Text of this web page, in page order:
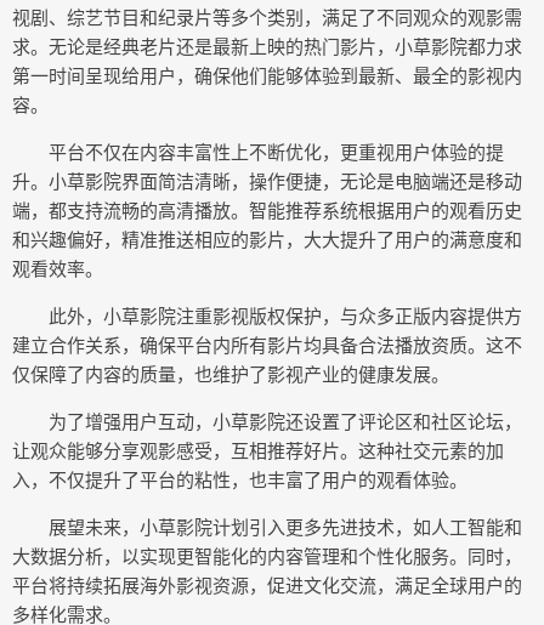
视剧、综艺节目和纪录片等多个类别，满足了不同观众的观影需
求。无论是经典老片还是最新上映的热门影片，小草影院都力求
第一时间呈现给用户，确保他们能够体验到最新、最全的影视内
容。
平台不仅在内容丰富性上不断优化，更重视用户体验的提
升。小草影院界面简洁清晰，操作便捷，无论是电脑端还是移动
端，都支持流畅的高清播放。智能推荐系统根据用户的观看历史
和兴趣偏好，精准推送相应的影片，大大提升了用户的满意度和
观看效率。
此外，小草影院注重影视版权保护，与众多正版内容提供方
建立合作关系，确保平台内所有影片均具备合法播放资质。这不
仅保障了内容的质量，也维护了影视产业的健康发展。
为了增强用户互动，小草影院还设置了评论区和社区论坛，
让观众能够分享观影感受，互相推荐好片。这种社交元素的加
入，不仅提升了平台的粘性，也丰富了用户的观看体验。
展望未来，小草影院计划引入更多先进技术，如人工智能和
大数据分析，以实现更智能化的内容管理和个性化服务。同时，
平台将持续拓展海外影视资源，促进文化交流，满足全球用户的
多样化需求。